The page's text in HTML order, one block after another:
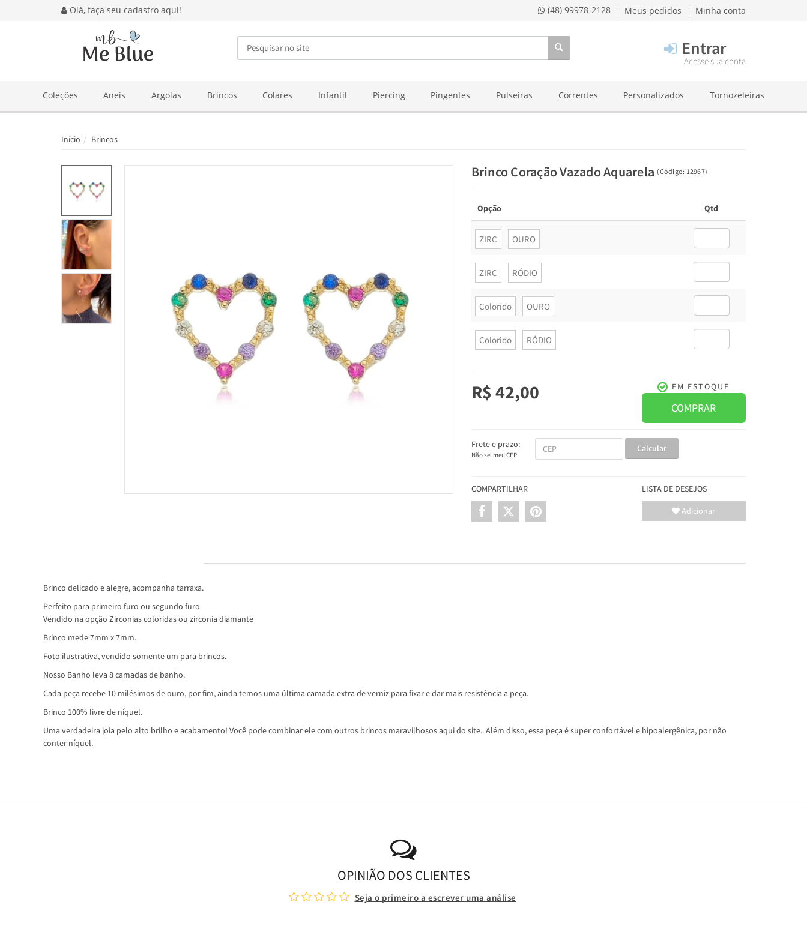
Olá, faça seu cadastro aqui! (48) 99978-2128 Meus pedidos Minha conta
BUSCA Entrar
Acesse sua conta
Coleções Aneis Argolas Brincos Colares Infantil Piercing Pingentes Pulseiras Correntes Personalizados Tornozeleiras
Início Brincos
Brinco Coração Vazado Aquarela (Código: 12967)
Opção Qtd
ZIRC OURO
ZIRC RÓDIO
Colorido OURO
Colorido RÓDIO
R$ 42,00 EM ESTOQUE
COMPRAR
Frete e prazo:
Não sei meu CEP
Calcular
COMPARTILHAR LISTA DE DESEJOS
Adicionar
Brinco delicado e alegre, acompanha tarraxa.
Perfeito para primeiro furo ou segundo furo
Vendido na opção Zirconias coloridas ou zirconia diamante
Brinco mede 7mm x 7mm.
Foto ilustrativa, vendido somente um para brincos.
Nosso Banho leva 8 camadas de banho.
Cada peça recebe 10 milésimos de ouro, por fim, ainda temos uma última camada extra de verniz para fixar e dar mais resistência a peça.
Brinco 100% livre de níquel.
Uma verdadeira joia pelo alto brilho e acabamento! Você pode combinar ele com outros brincos maravilhosos aqui do site.. Além disso, essa peça é super confortável e hipoalergênica, por não
conter níquel.
OPINIÃO DOS CLIENTES
Seja o primeiro a escrever uma análise